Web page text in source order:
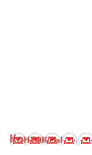
Контакты